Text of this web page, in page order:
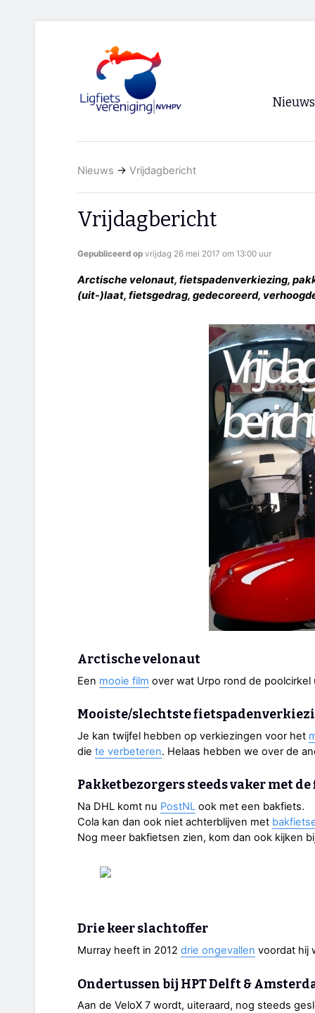
Nieuws
Nieuws → Vrijdagbericht
Vrijdagbericht
Gepubliceerd op vrijdag 26 mei 2017 om 13:00 uur
Arctische velonaut, fietspadenverkiezing,
(uit-)laat, fietsgedrag, gedecoreerd,
Arctische velonaut
Een mooie film over wat Urpo rond de
Mooiste/slechtste
Je kan twijfel hebben op verkiezingen voor het
die te verbeteren. Helaas hebben we over de
Pakketbezorgers steeds vaker met
Na DHL komt nu PostNL ook met een bakfiets.
Cola kan dan ook niet achterblijven met
Nog meer bakfietsen zien, kom dan ook kijken
Drie keer slachtoffer
Murray heeft in 2012 drie ongevallen voordat hij
Ondertussen bij HPT Delft &
Aan de VeloX 7 wordt, uiteraard, nog steeds